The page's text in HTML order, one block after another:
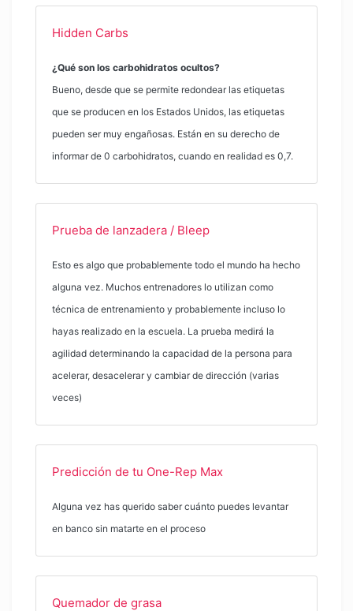
Hidden Carbs
¿Qué son los carbohidratos ocultos?
Bueno, desde que se permite redondear las etiquetas
que se producen en los Estados Unidos, las etiquetas
pueden ser muy engañosas. Están en su derecho de
informar de 0 carbohidratos, cuando en realidad es 0,7.
Prueba de lanzadera / Bleep
Esto es algo que probablemente todo el mundo ha hecho
alguna vez. Muchos entrenadores lo utilizan como
técnica de entrenamiento y probablemente incluso lo
hayas realizado en la escuela. La prueba medirá la
agilidad determinando la capacidad de la persona para
acelerar, desacelerar y cambiar de dirección (varias
veces)
Predicción de tu One-Rep Max
Alguna vez has querido saber cuánto puedes levantar
en banco sin matarte en el proceso
Quemador de grasa